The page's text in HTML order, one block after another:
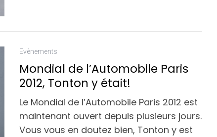
Evènements
Mondial de l’Automobile Paris
2012, Tonton y était!
Le Mondial de l’Automobile Paris 2012 est
maintenant ouvert depuis plusieurs jours.
Vous vous en doutez bien, Tonton y est